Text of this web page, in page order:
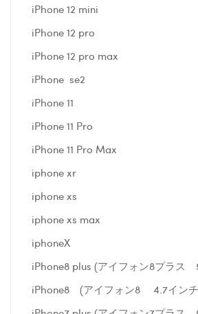
iPhone 12 mini
iPhone 12 pro
iPhone 12 pro max
iPhone se2
iPhone 11
iPhone 11 Pro
iPhone 11 Pro Max
iphone xr
iphone xs
iphone xs max
iphoneX
iPhone8 plus (アイフォン8プラス
iPhone8 (アイフォン8 4.7イン